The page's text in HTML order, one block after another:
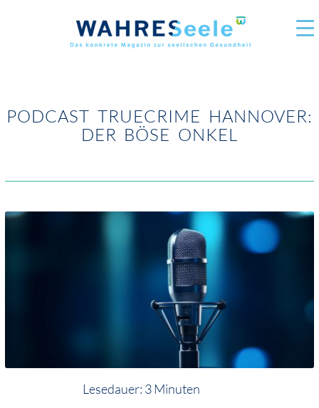
PODCAST TRUECRIME HANNOVER:
DER BÖSE ONKEL
Lesedauer: 3Minuten